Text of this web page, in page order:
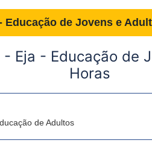
Educação de Jovens e
- Eja - Educação de
Horas
de Adultos